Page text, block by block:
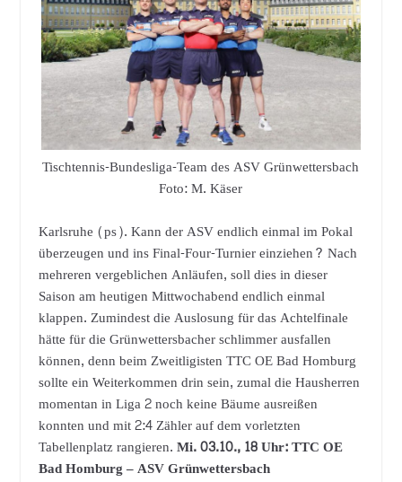
Tischtennis-Bundesliga-Team des ASV Grünwettersbach
Foto: M. Käser
Karlsruhe (ps). Kann der ASV endlich einmal im Pokal
überzeugen und ins Final-Four-Turnier einziehen? Nach
mehreren vergeblichen Anläufen, soll dies in dieser
Saison am heutigen Mittwochabend endlich einmal
klappen. Zumindest die Auslosung für das Achtelfinale
hätte für die Grünwettersbacher schlimmer ausfallen
können, denn beim Zweitligisten TTC OE Bad Homburg
sollte ein Weiterkommen drin sein, zumal die Hausherren
momentan in Liga 2 noch keine Bäume ausreißen
konnten und mit 2:4 Zähler auf dem vorletzten
Tabellenplatz rangieren.Mi. 03.10., 18 Uhr: TTC OE
Bad Homburg – ASV Grünwettersbach